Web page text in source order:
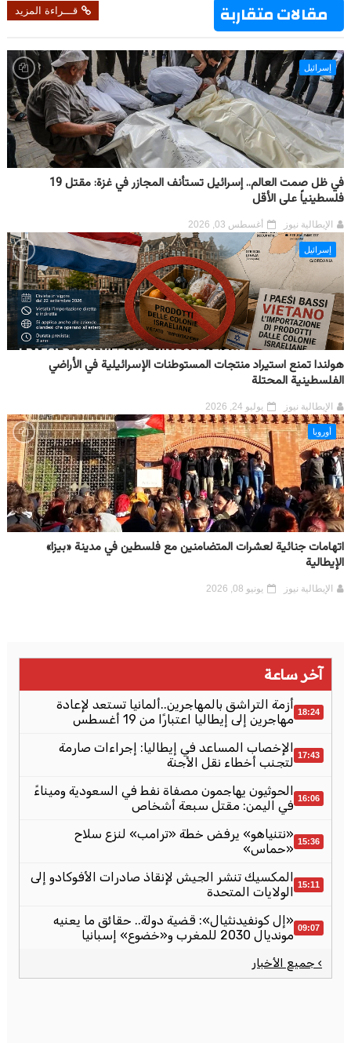
مقالات متقاربة قـــراءة المزيد
إسرائيل
في ظل صمت العالم.. إسرائيل تستأنف المجازر في غزة: مقتل 19
فلسطينياً على الأقل
الإيطالية نيوز أغسطس 03, 2026
إسرائيل
هولندا تمنع استيراد منتجات المستوطنات الإسرائيلية في الأراضي
الفلسطينية المحتلة
الإيطالية نيوز يوليو 24, 2026
أوروبا
اتهامات جنائية لعشرات المتضامنين مع فلسطين في مدينة «بيزا»
الإيطالية
الإيطالية نيوز يونيو 08, 2026
آخر ساعة
18:24 أزمة التراشق بالمهاجرين..ألمانيا تستعد لإعادة
مهاجرين إلى إيطاليا اعتبارًا من 19 أغسطس
17:43 الإخصاب المساعد في إيطاليا: إجراءات صارمة
لتجنب أخطاء نقل الأجنة
16:06 الحوثيون يهاجمون مصفاة نفط في السعودية وميناءً
في اليمن: مقتل سبعة أشخاص
15:36 «نتنياهو» يرفض خطة «ترامب» لنزع سلاح
«حماس»
15:11 المكسيك تنشر الجيش لإنقاذ صادرات الأفوكادو إلى
الولايات المتحدة
09:07 «إل كونفيدنثيال»: قضية دولة.. حقائق ما يعنيه
مونديال 2030 للمغرب و«خضوع» إسبانيا
› جميع الأخبار